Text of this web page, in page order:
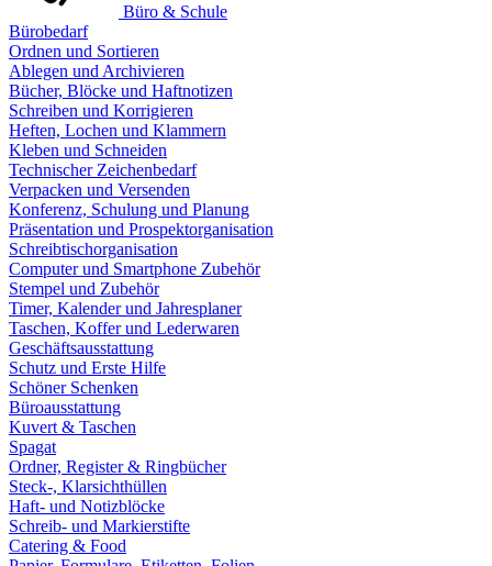
Büro & Schule
Bürobedarf
Ordnen und Sortieren
Ablegen und Archivieren
Bücher, Blöcke und Haftnotizen
Schreiben und Korrigieren
Heften, Lochen und Klammern
Kleben und Schneiden
Technischer Zeichenbedarf
Verpacken und Versenden
Konferenz, Schulung und Planung
Präsentation und Prospektorganisation
Schreibtischorganisation
Computer und Smartphone Zubehör
Stempel und Zubehör
Timer, Kalender und Jahresplaner
Taschen, Koffer und Lederwaren
Geschäftsausstattung
Schutz und Erste Hilfe
Schöner Schenken
Büroausstattung
Kuvert & Taschen
Spagat
Ordner, Register & Ringbücher
Steck-, Klarsichthüllen
Haft- und Notizblöcke
Schreib- und Markierstifte
Catering & Food